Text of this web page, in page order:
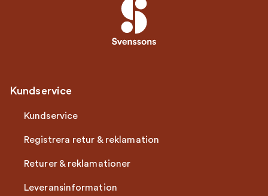
Kundservice
Kundservice
Registrera retur & reklamation
Returer & reklamationer
Leveransinformation